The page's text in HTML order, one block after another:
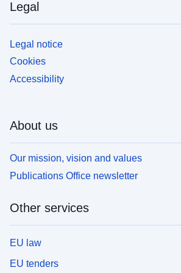
Legal
Legal notice
Cookies
Accessibility
About us
Our mission, vision and values
Publications Office newsletter
Other services
EU law
EU tenders